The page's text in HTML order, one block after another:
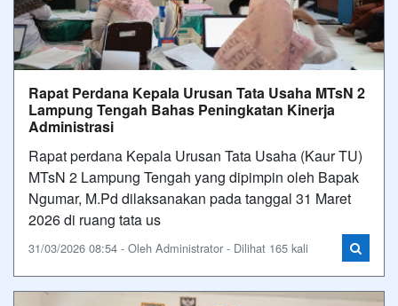
Rapat Perdana Kepala Urusan Tata Usaha MTsN 2
Lampung Tengah Bahas Peningkatan Kinerja
Administrasi
Rapat perdana Kepala Urusan Tata Usaha (Kaur TU)
MTsN 2 Lampung Tengah yang dipimpin oleh Bapak
Ngumar, M.Pd dilaksanakan pada tanggal 31 Maret
2026 di ruang tata us
31/03/2026 08:54 - Oleh Administrator - Dilihat 165 kali